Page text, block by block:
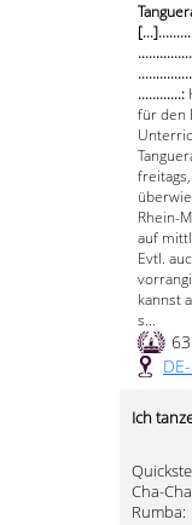
............:
für den
Rhein-
auf
Evtl.
kannst
s...
63
Ich
Cha-
Rumba: